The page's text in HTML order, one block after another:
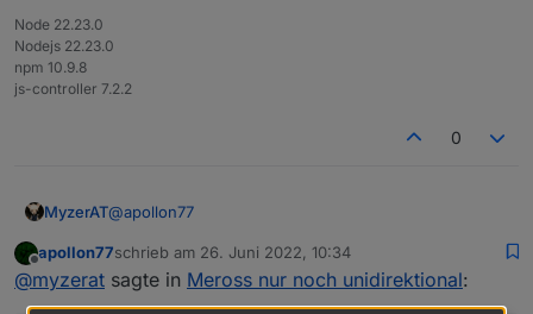
Node 22.23.0
Nodejs 22.23.0
npm 10.9.8
js-controller 7.2.2
0
MyzerAT@apollon77
"LocalConnection" state auf false konnte ich nicht
setzen, weil bei dem einen Gerät nur zwei Optionen
verfügbar waren!
THX, zur FM Redis Error habe ich jetzt einen Beitrag
apollon77schrieb am 26. Juni 2022, 10:34
zuletzt editiert von
@myzerat sagte in Meross nur noch unidirektional: